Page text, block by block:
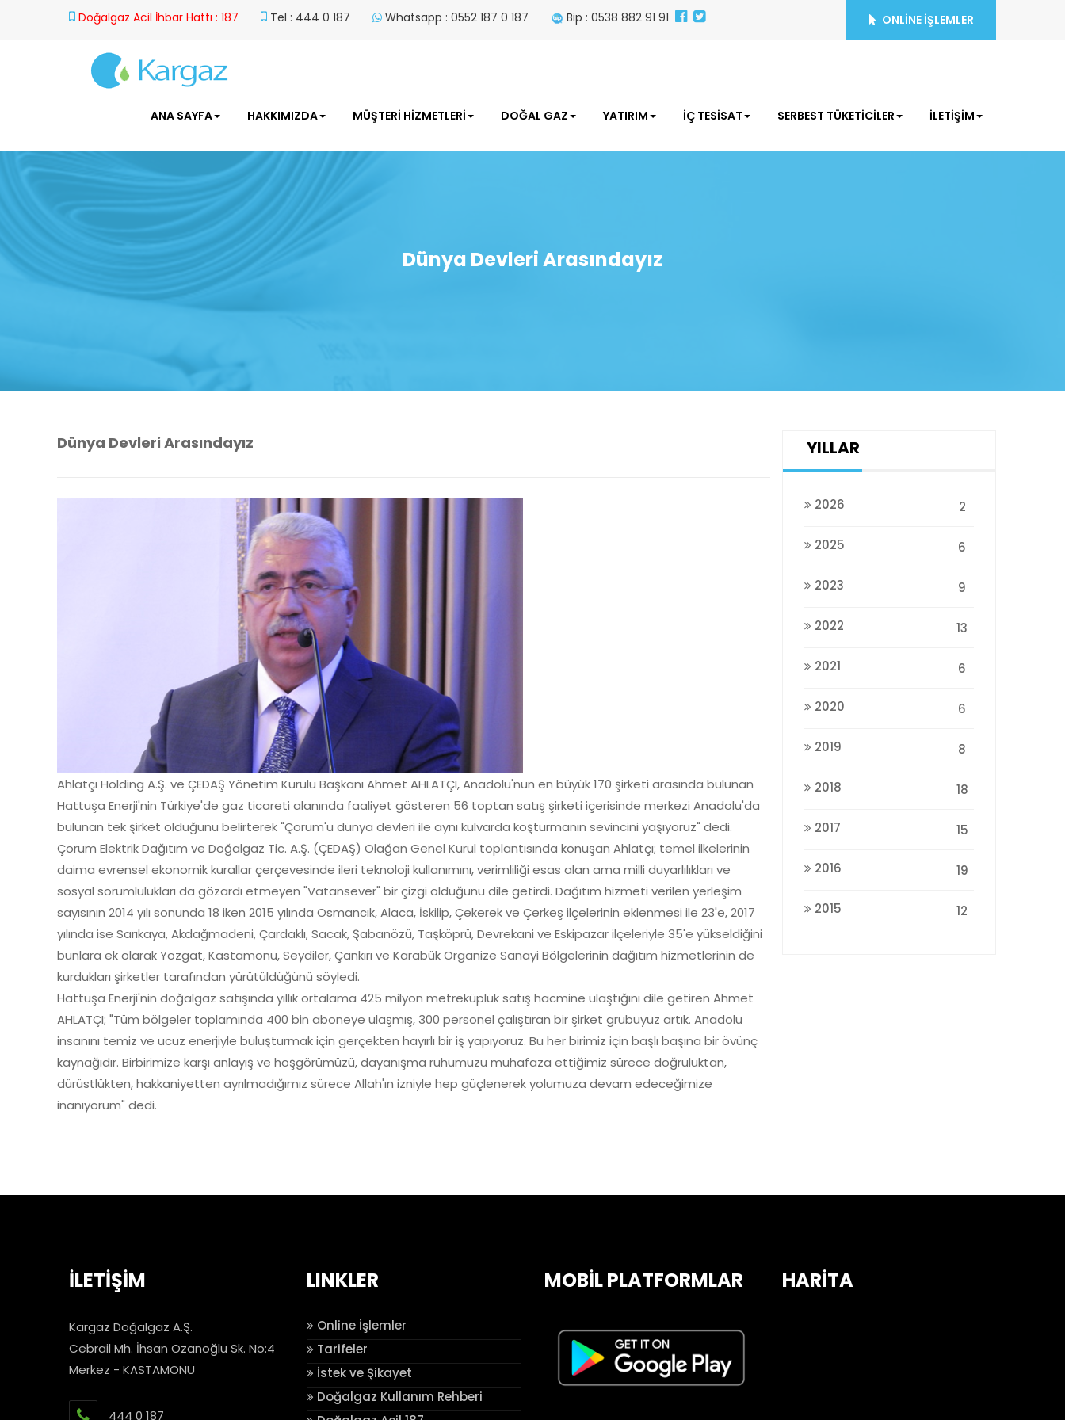
Doğalgaz Acil İhbar Hattı : 187 Tel : 444 0 187 Whatsapp : 0552 187 0 187 Bip : 0538 882 91 91 ONLİNE İŞLEMLER
ANA SAYFA HAKKIMIZDA MÜŞTERİ HİZMETLERİ DOĞAL GAZ YATIRIM İÇ TESİSAT SERBEST TÜKETİCİLER İLETİŞİM
Dünya Devleri Arasındayız
Dünya Devleri Arasındayız
Ahlatçı Holding A.Ş. ve ÇEDAŞ Yönetim Kurulu Başkanı Ahmet AHLATÇI, Anadolu'nun en büyük 170 şirketi arasında bulunan
Hattuşa Enerji'nin Türkiye'de gaz ticareti alanında faaliyet gösteren 56 toptan satış şirketi içerisinde merkezi Anadolu'da
bulunan tek şirket olduğunu belirterek "Çorum'u dünya devleri ile aynı kulvarda koşturmanın sevincini yaşıyoruz" dedi.
Çorum Elektrik Dağıtım ve Doğalgaz Tic. A.Ş. (ÇEDAŞ) Olağan Genel Kurul toplantısında konuşan Ahlatçı; temel ilkelerinin
daima evrensel ekonomik kurallar çerçevesinde ileri teknoloji kullanımını, verimliliği esas alan ama milli duyarlılıkları ve
sosyal sorumlulukları da gözardı etmeyen "Vatansever" bir çizgi olduğunu dile getirdi. Dağıtım hizmeti verilen yerleşim
sayısının 2014 yılı sonunda 18 iken 2015 yılında Osmancık, Alaca, İskilip, Çekerek ve Çerkeş ilçelerinin eklenmesi ile 23'e, 2017
yılında ise Sarıkaya, Akdağmadeni, Çardaklı, Sacak, Şabanözü, Taşköprü, Devrekani ve Eskipazar ilçeleriyle 35'e yükseldiğini
bunlara ek olarak Yozgat, Kastamonu, Seydiler, Çankırı ve Karabük Organize Sanayi Bölgelerinin dağıtım hizmetlerinin de
kurdukları şirketler tarafından yürütüldüğünü söyledi.
Hattuşa Enerji'nin doğalgaz satışında yıllık ortalama 425 milyon metreküplük satış hacmine ulaştığını dile getiren Ahmet
AHLATÇI; "Tüm bölgeler toplamında 400 bin aboneye ulaşmış, 300 personel çalıştıran bir şirket grubuyuz artık. Anadolu
insanını temiz ve ucuz enerjiyle buluşturmak için gerçekten hayırlı bir iş yapıyoruz. Bu her birimiz için başlı başına bir övünç
kaynağıdır. Birbirimize karşı anlayış ve hoşgörümüzü, dayanışma ruhumuzu muhafaza ettiğimiz sürece doğruluktan,
dürüstlükten, hakkaniyetten ayrılmadığımız sürece Allah'ın izniyle hep güçlenerek yolumuza devam edeceğimize
inanıyorum" dedi.
YILLAR
2026 2
2025 6
2023 9
2022 13
2021 6
2020 6
2019 8
2018 18
2017 15
2016 19
2015 12
İLETİŞİM
Kargaz Doğalgaz A.Ş.
Cebrail Mh. İhsan Ozanoğlu Sk. No:4
Merkez - KASTAMONU
444 0 187
LINKLER
Online İşlemler
Tarifeler
İstek ve Şikayet
Doğalgaz Kullanım Rehberi
MOBİL PLATFORMLAR HARİTA